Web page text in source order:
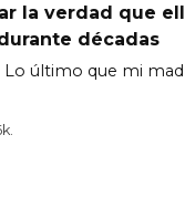
la verdad que
décadas
Lo último que mi